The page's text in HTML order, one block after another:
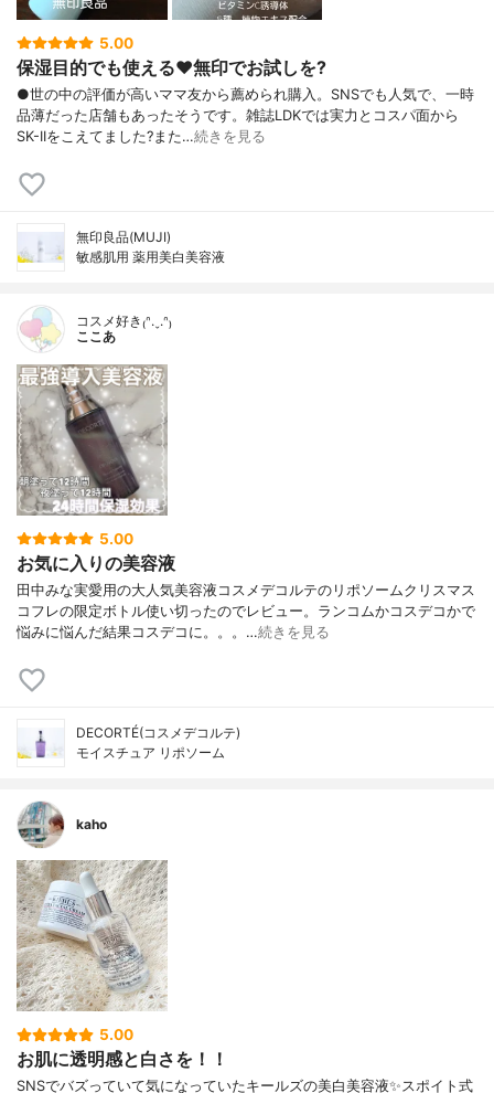
5.00
保湿目的でも使える♥️無印でお試しを?
●世の中の評価が高いママ友から薦められ購入。SNSでも人気で、一時
品薄だった店舗もあったそうです。雑誌LDKでは実力とコスパ面から
SK-IIをこえてました?また…続きを見る
無印良品(MUJI)
敏感肌用 薬用美白美容液
コスメ好き₍ᐢ.ˬ.ᐢ₎
ここあ
5.00
お気に入りの美容液
田中みな実愛用の大人気美容液コスメデコルテのリポソームクリスマス
コフレの限定ボトル使い切ったのでレビュー。ランコムかコスデコかで
悩みに悩んだ結果コスデコに。。。…続きを見る
DECORTÉ(コスメデコルテ)
モイスチュア リポソーム
kaho
5.00
お肌に透明感と白さを！！
SNSでバズっていて気になっていたキールズの美白美容液✨スポイト式